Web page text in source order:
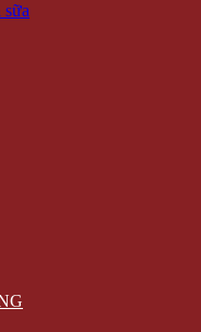
sữa